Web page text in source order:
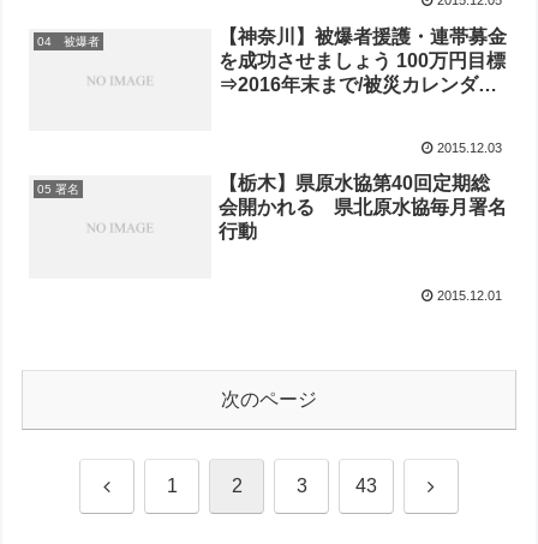
器廃絶のリレートークも
04 被爆者
【神奈川】被爆者援護・連帯募金
を成功させましょう 100万円目標
⇒2016年末まで/被災カレンダー
県本部/新春署名行動をすべての
地域で/原子力空母ロナルド・レ
ーガン 12月3日、横須賀基地に入
港
2015.12.03
05 署名
【栃木】県原水協第40回定期総
会開かれる 県北原水協毎月署名
行動
2015.12.01
次のページ
前 1 2 3 43 次